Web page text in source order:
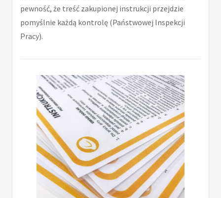
pewność, że treść zakupionej instrukcji przejdzie
pomyślnie każdą kontrolę (Państwowej Inspekcji
Pracy).